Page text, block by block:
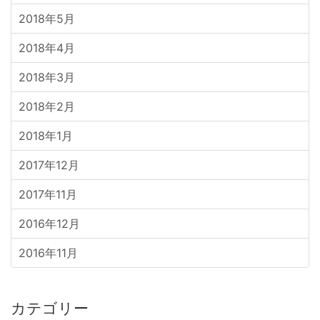
2018年5月
2018年4月
2018年3月
2018年2月
2018年1月
2017年12月
2017年11月
2016年12月
2016年11月
カテゴリー